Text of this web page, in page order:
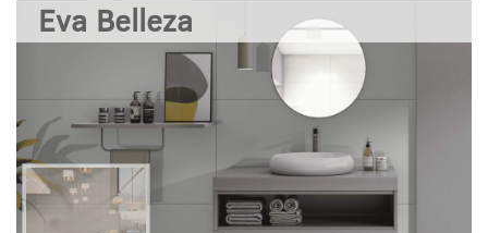
Eva Belleza